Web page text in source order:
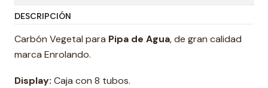
DESCRIPCIÓN
Carbón Vegetal para Pipa de Agua, de gran calidad
marca Enrolando.
Display: Caja con 8 tubos.